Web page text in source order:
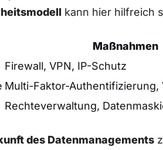
kann hier hilfreich
Maßnahmen
Firewall, VPN, IP-Schutz
Multi-Faktor-Authentifizierung,
Rechteverwaltung,
des Datenmanagements